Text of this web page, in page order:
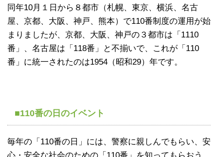
同年10月１日から８都市（札幌、東京、横浜、名古
屋、京都、大阪、神戸、熊本）で110番制度の運用が始
まりましたが、京都、大阪、神戸の３都市は「1110
番」、名古屋は「118番」と不揃いで、これが「110
番」に統一されたのは1954（昭和29）年です。
■110番の日のイベント
毎年の「110番の日」には、警察に親しんでもらい、安